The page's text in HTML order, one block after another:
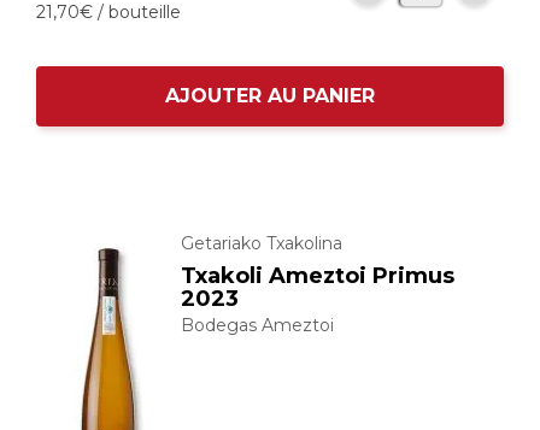
21,70€ / bouteille
AJOUTER AU PANIER
Getariako Txakolina
Txakoli Ameztoi Primus
2023
Bodegas Ameztoi